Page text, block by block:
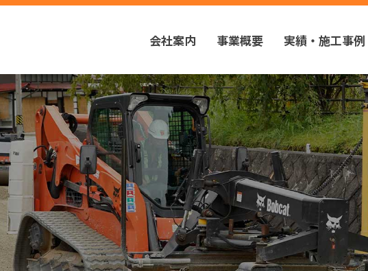
会社案内 事業概要 実績・施工事例